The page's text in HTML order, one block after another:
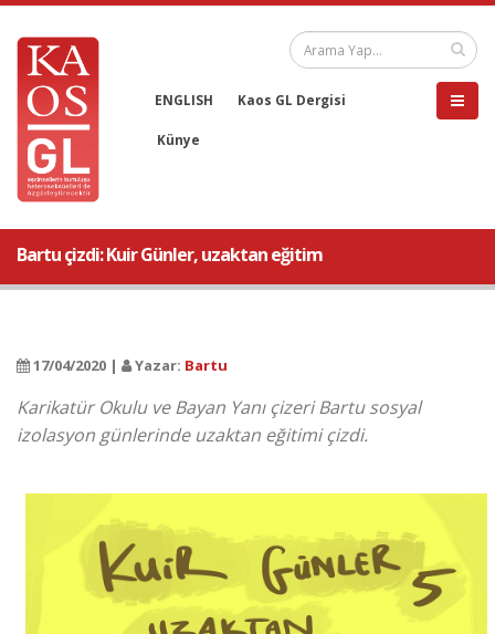
ENGLISH Kaos GL Dergisi
Künye
Bartu çizdi: Kuir Günler, uzaktan eğitim
17/04/2020 | Yazar: Bartu
Karikatür Okulu ve Bayan Yanı çizeri Bartu sosyal
izolasyon günlerinde uzaktan eğitimi çizdi.